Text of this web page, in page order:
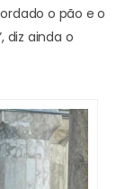
o pão e o
diz ainda o